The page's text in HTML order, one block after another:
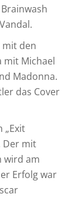
mit den
mit Michael
Madonna.
das Cover
„Exit
Der mit
wird am
Erfolg war